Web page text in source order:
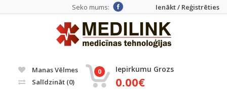
Ienākt / Reģistrēties
Seko mums:
Manas Vēlmes
Salīdzināt (0)
0 Iepirkumu Grozs
0.00€